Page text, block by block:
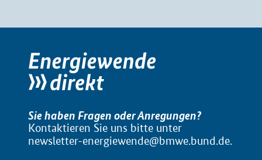
Sie haben Fragen oder Anregungen?
Kontaktieren Sie uns bitte unter
newsletter-energiewende@bmwe.bund.de.